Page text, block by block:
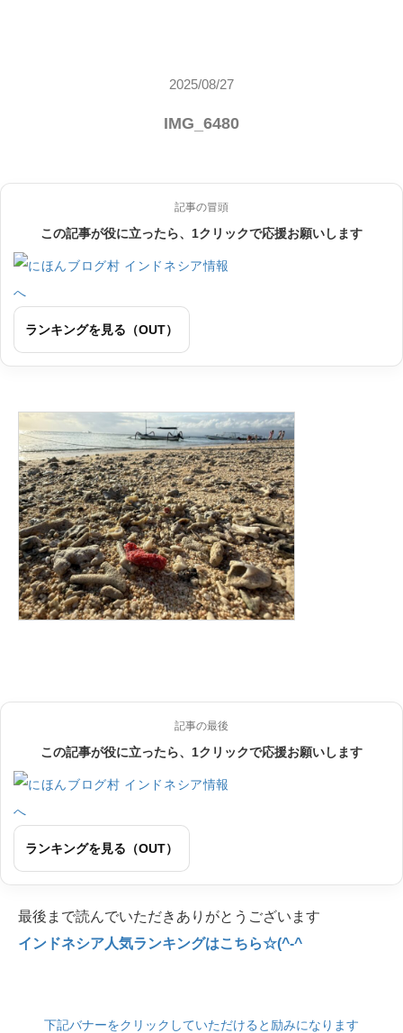
2025/08/27
IMG_6480
記事の冒頭
この記事が役に立ったら、1クリックで応援お願いします
ランキングを見る（OUT）
記事の最後
この記事が役に立ったら、1クリックで応援お願いします
ランキングを見る（OUT）
最後まで読んでいただきありがとうございます
インドネシア人気ランキングはこちら☆(^-^
下記バナーをクリックしていただけると励みになります